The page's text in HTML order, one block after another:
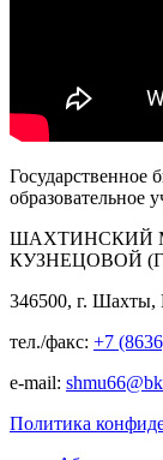
Государственное
образовательное
ШАХТИНСКИЙ
КУЗНЕЦОВОЙ
346500, г. Шахты,
тел./факс: +7
e-mail:
Политика